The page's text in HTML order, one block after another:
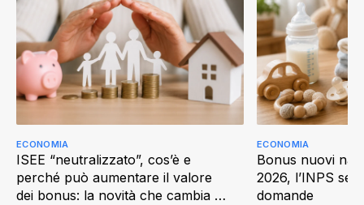
ISEE “neutralizzato”, cos’è e
perché può aumentare il valore
dei bonus: la novità che cambia il
ECONOMIA
Bonus nuovi
2026, l’INPS
domande
ECONOMIA